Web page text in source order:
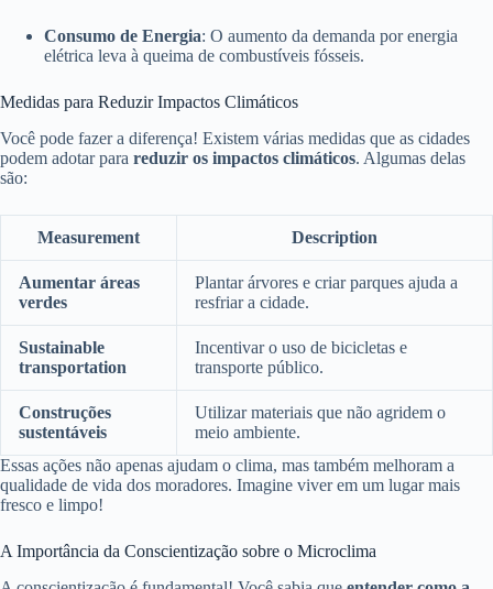
Consumo de Energia: O aumento da demanda por energia
elétrica leva à queima de combustíveis fósseis.
Medidas para Reduzir Impactos Climáticos
Você pode fazer a diferença! Existem várias medidas que as cidades
podem adotar para reduzir os impactos climáticos. Algumas delas
são:
Measurement Description
Aumentar áreas
verdes
Plantar árvores e criar parques ajuda a
resfriar a cidade.
Sustainable
transportation
Incentivar o uso de bicicletas e
transporte público.
Construções
sustentáveis
Utilizar materiais que não agridem o
meio ambiente.
Essas ações não apenas ajudam o clima, mas também melhoram a
qualidade de vida dos moradores. Imagine viver em um lugar mais
fresco e limpo!
A Importância da Conscientização sobre o Microclima